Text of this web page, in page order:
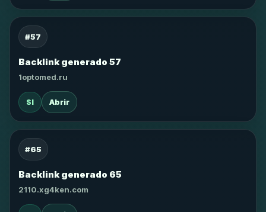
#57
Backlink generado 57
1optomed.ru
SI Abrir
#65
Backlink generado 65
2110.xg4ken.com